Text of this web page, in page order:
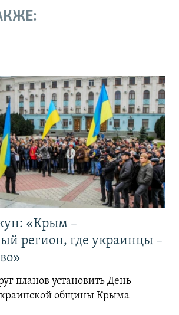
«Крым –
регион, где украинцы –
планов установить День
общины Крыма